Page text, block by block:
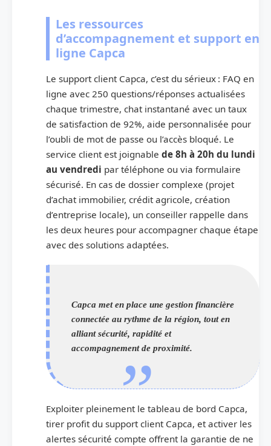
Les ressources
d’accompagnement et support en
ligne Capca
Le support client Capca, c’est du sérieux : FAQ en
ligne avec 250 questions/réponses actualisées
chaque trimestre, chat instantané avec un taux
de satisfaction de 92%, aide personnalisée pour
l’oubli de mot de passe ou l’accès bloqué. Le
service client est joignable de 8h à 20h du lundi
au vendredi par téléphone ou via formulaire
sécurisé. En cas de dossier complexe (projet
d’achat immobilier, crédit agricole, création
d’entreprise locale), un conseiller rappelle dans
les deux heures pour accompagner chaque étape
avec des solutions adaptées.
Capca met en place une gestion financière
connectée au rythme de la région, tout en
alliant sécurité, rapidité et
accompagnement de proximité.
Exploiter pleinement le tableau de bord Capca,
tirer profit du support client Capca, et activer les
alertes sécurité compte offrent la garantie de ne